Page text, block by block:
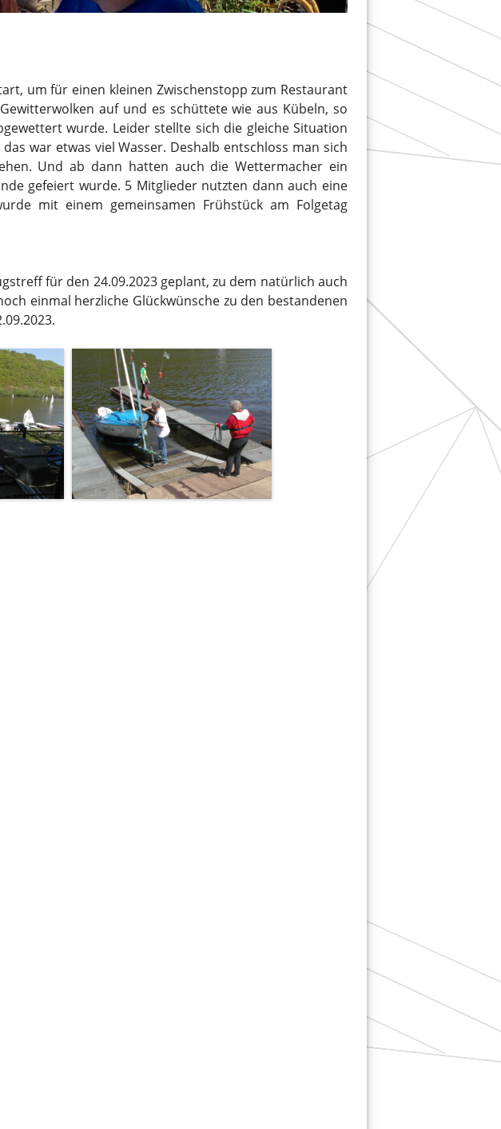
um für einen kleinen Zwischenstopp zum Restaurant
auf und es schüttete wie aus Kübeln, so
wurde. Leider stellte sich die gleiche Situation
war etwas viel Wasser. Deshalb entschloss man sich
Und ab dann hatten auch die Wettermacher ein
gefeiert wurde. 5 Mitglieder nutzten dann auch eine
mit einem gemeinsamen Frühstück am Folgetag
für den 24.09.2023 geplant, zu dem natürlich auch
einmal herzliche Glückwünsche zu den bestandenen